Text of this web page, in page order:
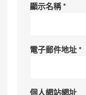
顯示名稱*
電子郵件地址*
個人網站網址